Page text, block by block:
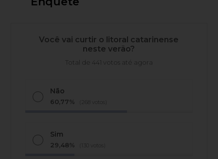
Você vai curtir o litoral catarinense
neste verão?
Total de 441 votos até agora
Não
60,77% (268 votos)
Sim
29,48% (130 votos)